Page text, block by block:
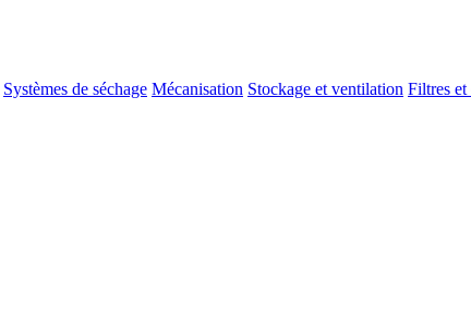
Systèmes de séchage Mécanisation Stockage et ventilation Filtres et